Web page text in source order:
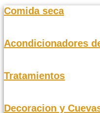
Comida seca
Acondicionadores
Tratamientos
Decoracion y